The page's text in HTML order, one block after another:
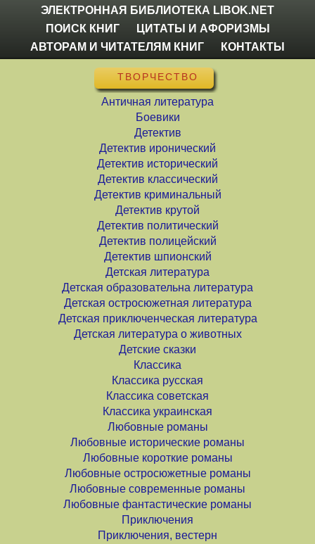
ЭЛЕКТРОННАЯ БИБЛИОТЕКА LIBOK.NET
ПОИСК КНИГ
ЦИТАТЫ И АФОРИЗМЫ
АВТОРАМ И ЧИТАТЕЛЯМ КНИГ
КОНТАКТЫ
ТВОРЧЕСТВО
Античная литература
Боевики
Детектив
Детектив иронический
Детектив исторический
Детектив классический
Детектив криминальный
Детектив крутой
Детектив политический
Детектив полицейский
Детектив шпионский
Детская литература
Детская образовательна литература
Детская остросюжетная литература
Детская приключенческая литература
Детская литература о животных
Детские сказки
Классика
Классика русская
Классика советская
Классика украинская
Любовные романы
Любовные исторические романы
Любовные короткие романы
Любовные остросюжетные романы
Любовные современные романы
Любовные фантастические романы
Приключения
Приключения, вестерн